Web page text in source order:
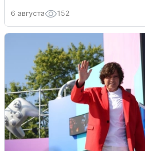
6 августа 152